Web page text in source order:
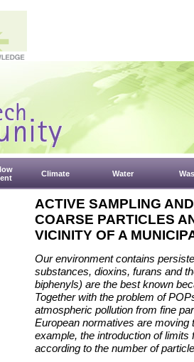
Climate Water
ACTIVE SAMPLING
COARSE PARTICLES
VICINITY OF A
Our environment contains
substances, dioxins, furans and
biphenyls) are the best known
Together with the problem of
atmospheric pollution from fine
European normatives are
example, the introduction of
according to the number of